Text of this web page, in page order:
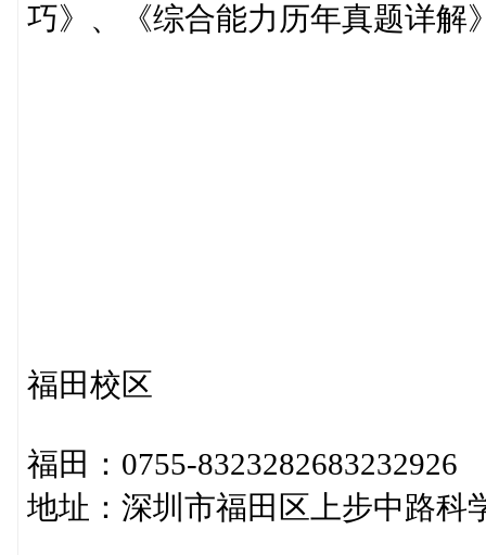
巧》、《综合能力历年真题详解
福田校区
福田：0755-8323282683232926
地址：深圳市福田区上步中路科